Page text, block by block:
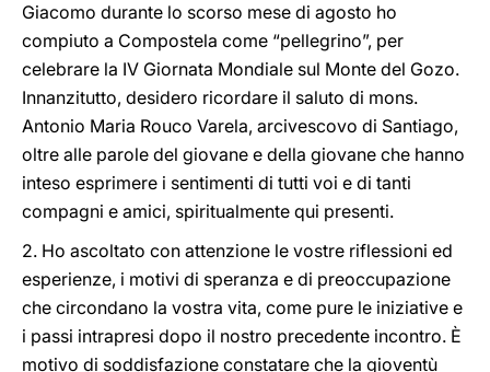
Giacomo durante lo scorso mese di agosto ho
compiuto a Compostela come “pellegrino”, per
celebrare la IV Giornata Mondiale sul Monte del Gozo.
Innanzitutto, desidero ricordare il saluto di mons.
Antonio Maria Rouco Varela, arcivescovo di Santiago,
oltre alle parole del giovane e della giovane che hanno
inteso esprimere i sentimenti di tutti voi e di tanti
compagni e amici, spiritualmente qui presenti.
2. Ho ascoltato con attenzione le vostre riflessioni ed
esperienze, i motivi di speranza e di preoccupazione
che circondano la vostra vita, come pure le iniziative e
i passi intrapresi dopo il nostro precedente incontro. È
motivo di soddisfazione constatare che la gioventù